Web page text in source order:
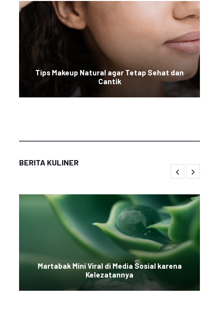
Tips Makeup Natural agar Tetap Sehat dan
Cantik
BERITA KULINER
Martabak Mini Viral di Media Sosial karena
Kelezatannya